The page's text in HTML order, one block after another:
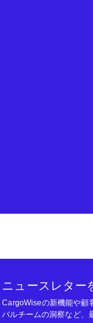
ニュースレター
CargoWiseの新機能や顧
バルチームの洞察など、